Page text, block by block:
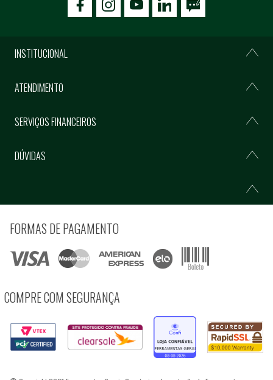
icon-facebookicon-social02icon-social03
INSTITUCIONAL
ATENDIMENTO
SERVIÇOS FINANCEIROS
DÚVIDAS
FORMAS DE PAGAMENTO
COMPRE COM SEGURANÇA